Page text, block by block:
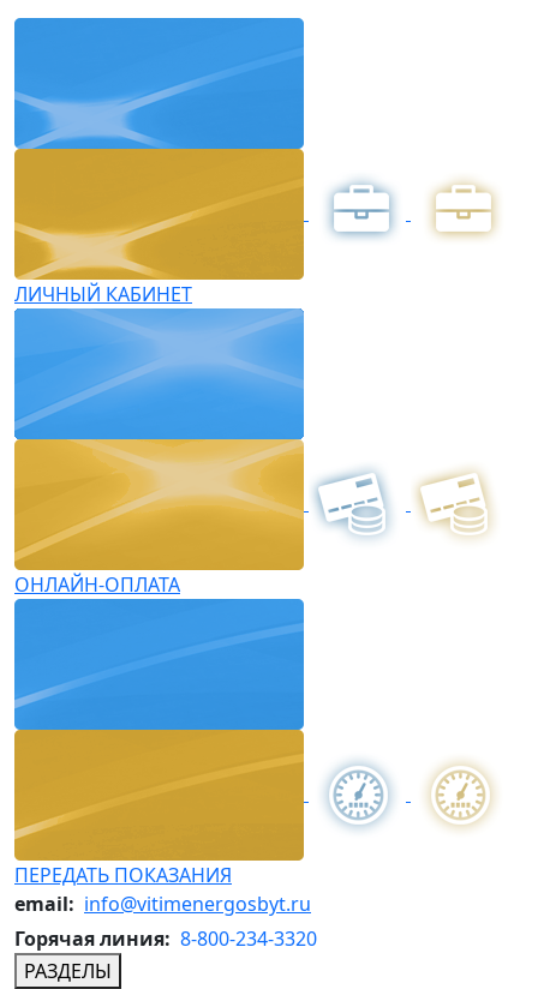
ЛИЧНЫЙ КАБИНЕТ
ОНЛАЙН-ОПЛАТА
ПЕРЕДАТЬ ПОКАЗАНИЯ
email: info@vitimenergosbyt.ru
Горячая линия: 8-800-234-3320
РАЗДЕЛЫ